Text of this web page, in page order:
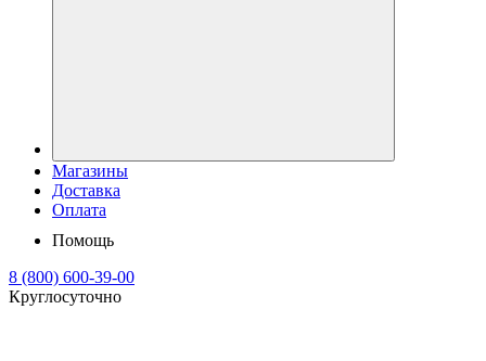
Магазины
Доставка
Оплата
Помощь
8 (800) 600-39-00
Круглосуточно